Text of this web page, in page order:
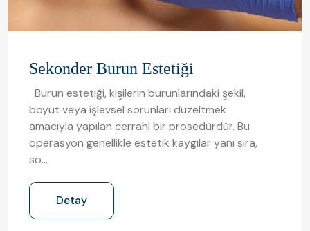
Sekonder Burun Estetiği
Burun estetiği, kişilerin burunlarındaki şekil,
boyut veya işlevsel sorunları düzeltmek
amacıyla yapılan cerrahi bir prosedürdür. Bu
operasyon genellikle estetik kaygılar yanı sıra,
so…
Detay